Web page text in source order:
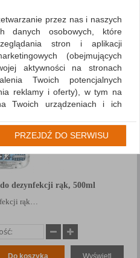
Siatka Lista
dezynfekcji rąk, 500ml
rąk…
Do koszyka Wyświetl
przez nas i naszych
danych osobowych, które
stron i aplikacji
(obejmujących
aktywności na stronach
Twoich potencjalnych
reklamy i oferty), w tym na
Twoich urządzeniach i ich
ograniczyć jej zakres, kliknij
wszelkie informacje o tym jak to
także na podstronie z
od 25 maja 2018.
aby umożliwić
z Państwem i związane z tym
na Państwa email lub
informacji o promocjach
jest Państwa wcześniejsza
PRZEJDŹ DO SERWISU